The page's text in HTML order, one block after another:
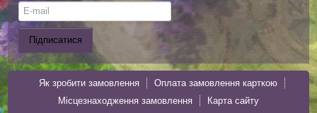
Як зробити замовлення
Оплата замовлення карткою
Місцезнаходження замовлення
Карта сайту